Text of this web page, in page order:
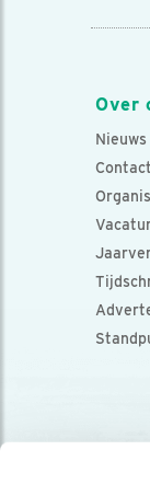
Over
Nieuws
Contact